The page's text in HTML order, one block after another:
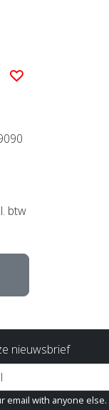
btw
nieuwsbrief
email with anyone else.